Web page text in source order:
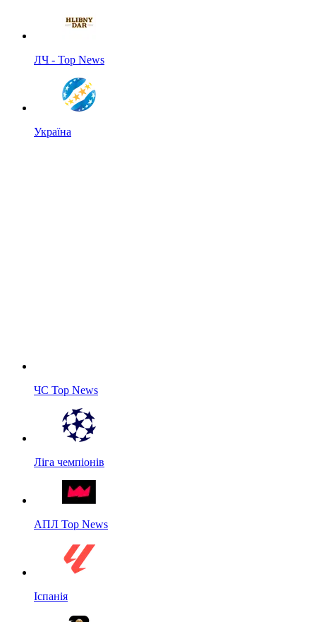
ЛЧ - Top News
Україна
ЧС Top News
Ліга чемпіонів
АПЛ Top News
Іспанія